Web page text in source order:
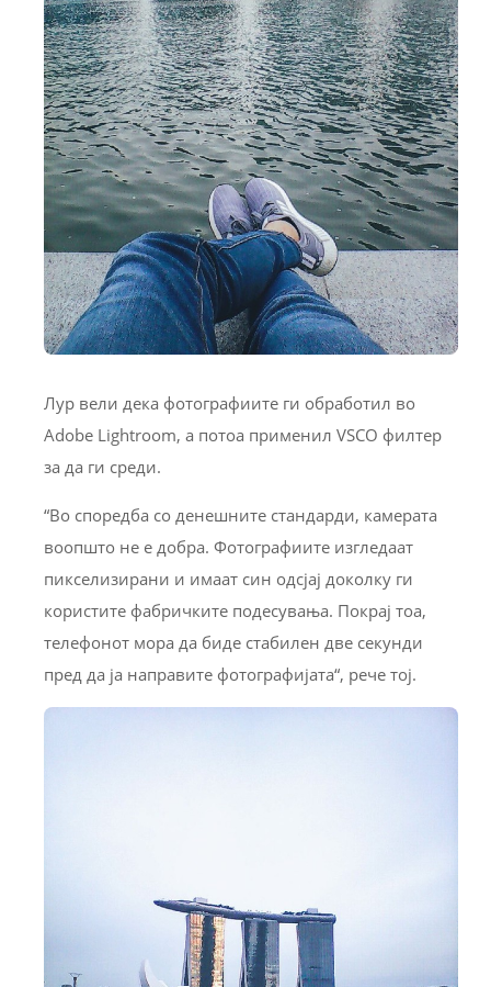
Лур вели дека фотографиите ги обработил во
Adobe Lightroom, а потоа применил VSCO филтер
за да ги среди.
“Во споредба со денешните стандарди, камерата
воопшто не е добра. Фотографиите изгледаат
пикселизирани и имаат син одсјај доколку ги
користите фабричките подесувања. Покрај тоа,
телефонот мора да биде стабилен две секунди
пред да ја направите фотографијата“, рече тој.